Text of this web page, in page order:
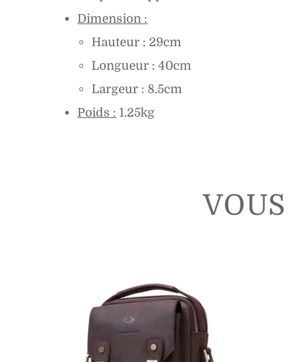
Dimension :
Hauteur : 29cm
Longueur : 40cm
Largeur : 8.5cm
Poids : 1.25kg